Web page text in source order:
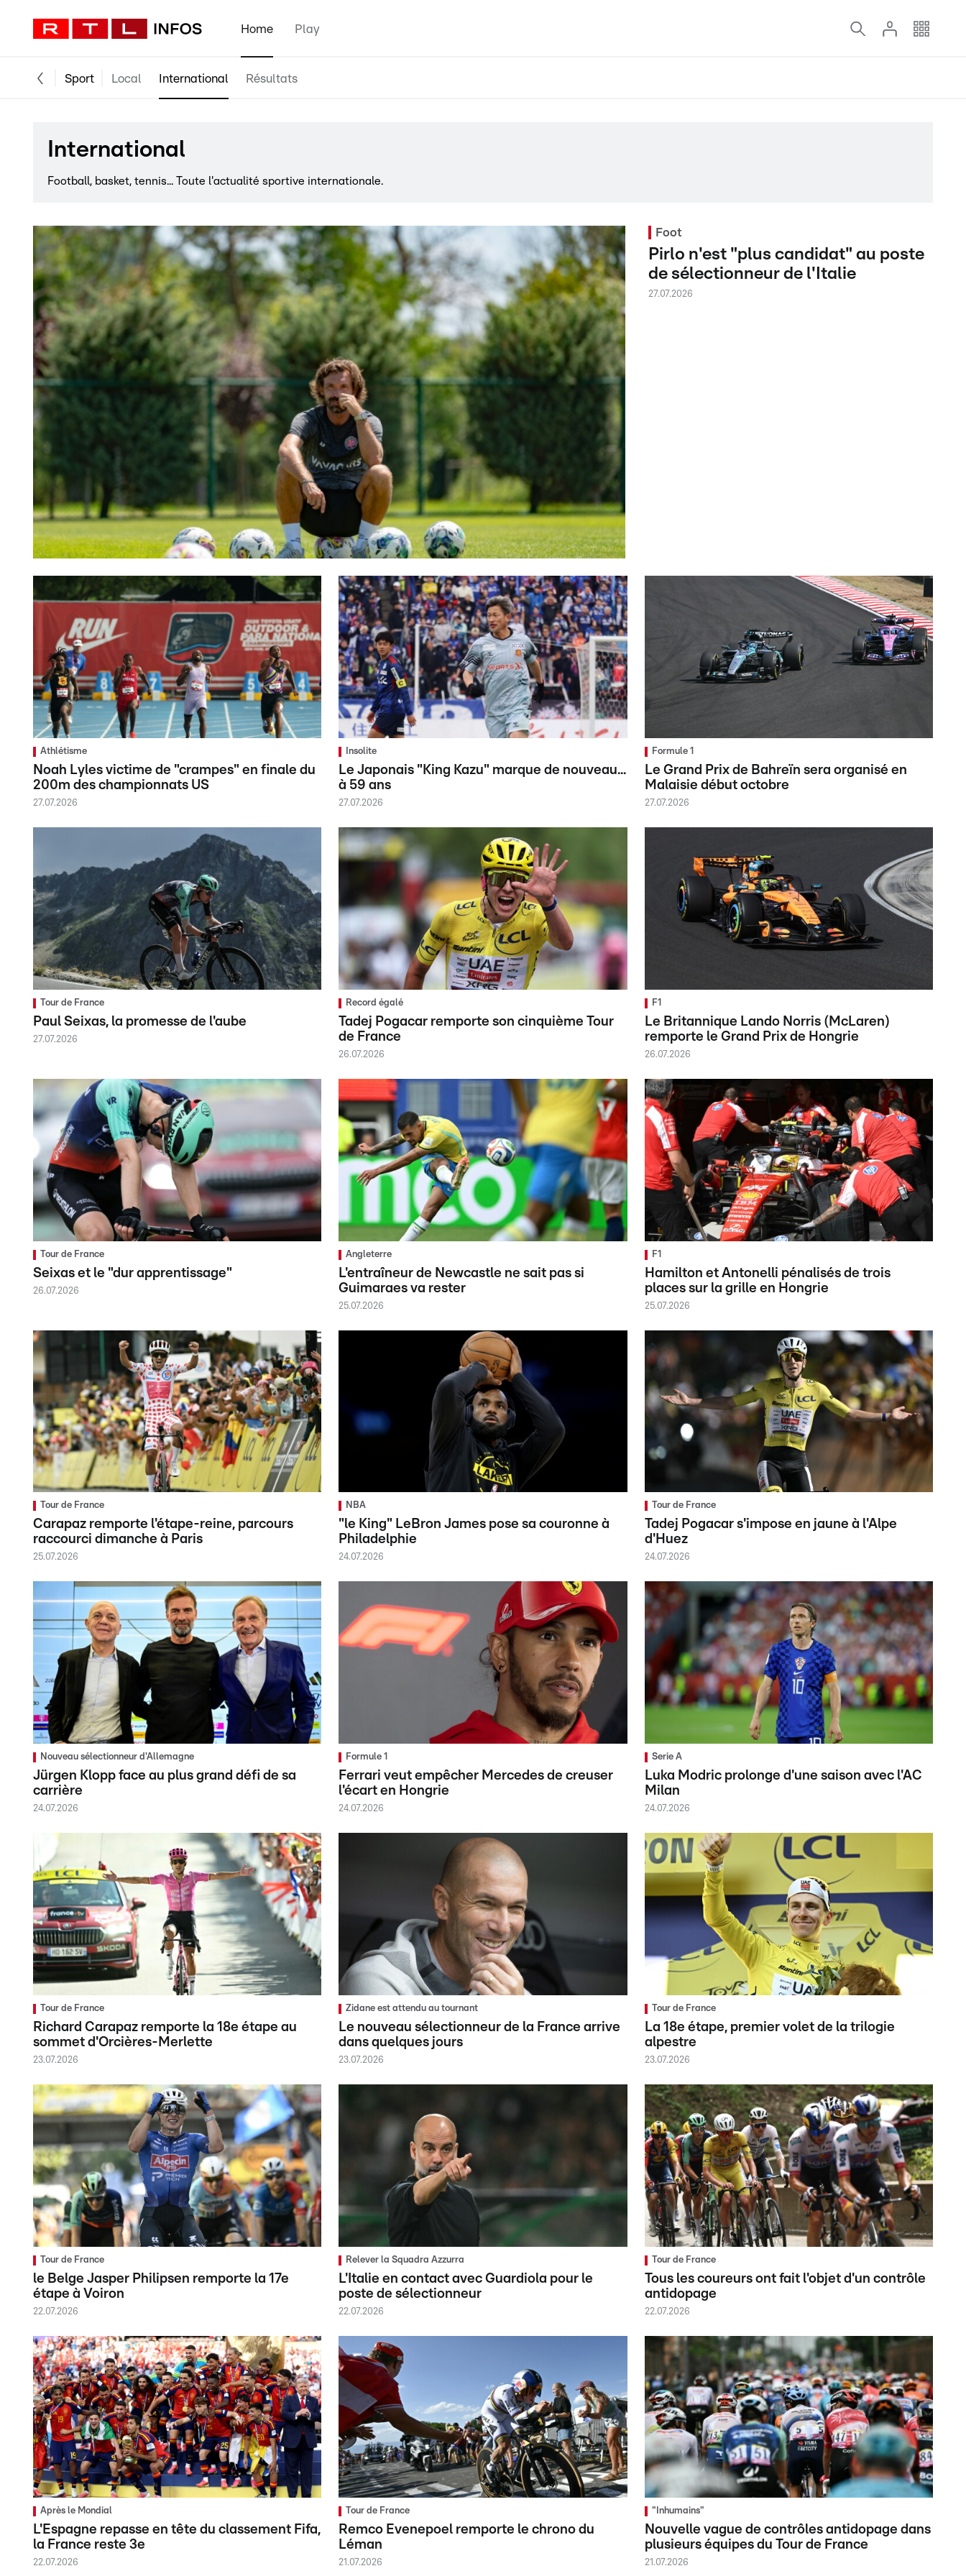
Home Play
Sport Local International Résultats
International
Football, basket, tennis... Toute l'actualité sportive internationale.
Foot
Pirlo n'est "plus candidat" au poste
de sélectionneur de l'Italie
27.07.2026
Athlétisme
Noah Lyles victime de "crampes" en finale du
200m des championnats US
27.07.2026
Insolite
Le Japonais "King Kazu" marque de nouveau...
à 59 ans
27.07.2026
Formule 1
Le Grand Prix de Bahreïn sera organisé en
Malaisie début octobre
27.07.2026
Tour de France
Paul Seixas, la promesse de l'aube
27.07.2026
Record égalé
Tadej Pogacar remporte son cinquième Tour
de France
26.07.2026
F1
Le Britannique Lando Norris (McLaren)
remporte le Grand Prix de Hongrie
26.07.2026
Tour de France
Seixas et le "dur apprentissage"
26.07.2026
Angleterre
L'entraîneur de Newcastle ne sait pas si
Guimaraes va rester
25.07.2026
F1
Hamilton et Antonelli pénalisés de trois
places sur la grille en Hongrie
25.07.2026
Tour de France
Carapaz remporte l'étape-reine, parcours
raccourci dimanche à Paris
25.07.2026
NBA
"le King" LeBron James pose sa couronne à
Philadelphie
24.07.2026
Tour de France
Tadej Pogacar s'impose en jaune à l'Alpe
d'Huez
24.07.2026
Nouveau sélectionneur d'Allemagne
Jürgen Klopp face au plus grand défi de sa
carrière
24.07.2026
Formule 1
Ferrari veut empêcher Mercedes de creuser
l'écart en Hongrie
24.07.2026
Serie A
Luka Modric prolonge d'une saison avec l'AC
Milan
24.07.2026
Tour de France
Richard Carapaz remporte la 18e étape au
sommet d'Orcières-Merlette
23.07.2026
Zidane est attendu au tournant
Le nouveau sélectionneur de la France arrive
dans quelques jours
23.07.2026
Tour de France
La 18e étape, premier volet de la trilogie
alpestre
23.07.2026
Tour de France
le Belge Jasper Philipsen remporte la 17e
étape à Voiron
22.07.2026
Relever la Squadra Azzurra
L'Italie en contact avec Guardiola pour le
poste de sélectionneur
22.07.2026
Tour de France
Tous les coureurs ont fait l'objet d'un contrôle
antidopage
22.07.2026
Après le Mondial
L'Espagne repasse en tête du classement Fifa,
la France reste 3e
22.07.2026
Tour de France
Remco Evenepoel remporte le chrono du
Léman
21.07.2026
"Inhumains"
Nouvelle vague de contrôles antidopage dans
plusieurs équipes du Tour de France
21.07.2026